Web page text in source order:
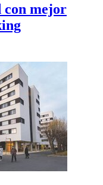
con mejor